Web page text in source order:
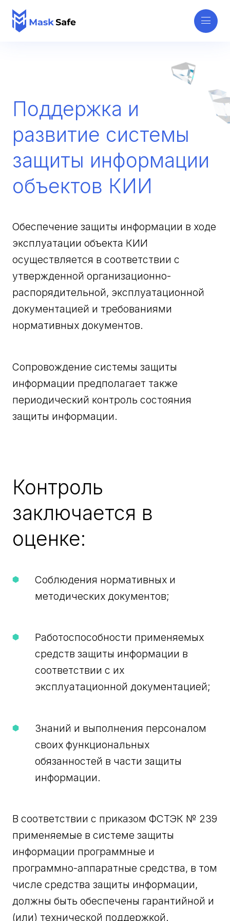
Поддержка и
развитие системы
защиты информации
объектов КИИ
Обеспечение защиты информации в ходе
эксплуатации объекта КИИ
осуществляется в соответствии с
утвержденной организационно-
распорядительной, эксплуатационной
документацией и требованиями
нормативных документов.
Сопровождение системы защиты
информации предполагает также
периодический контроль состояния
защиты информации.
Контроль
заключается в
оценке:
Соблюдения нормативных и
методических документов;
Работоспособности применяемых
средств защиты информации в
соответствии с их
эксплуатационной документацией;
Знаний и выполнения персоналом
своих функциональных
обязанностей в части защиты
информации.
В соответствии с приказом ФСТЭК № 239
применяемые в системе защиты
информации программные и
программно-аппаратные средства, в том
числе средства защиты информации,
должны быть обеспечены гарантийной и
(или) технической поддержкой.